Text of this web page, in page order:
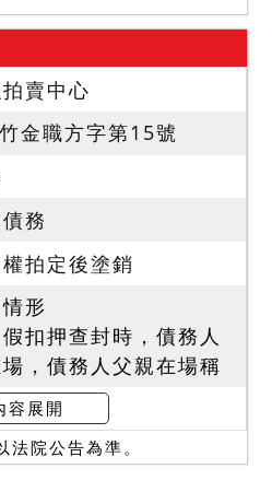
賣中心
金職方字第15號
務
拍定後塗銷
形
扣押查封時，債務人
，債務人父親在場稱
２６７建號建物係債
住，無出租出借及影
價格情事。嗣據地政
容展開
院公告為準。